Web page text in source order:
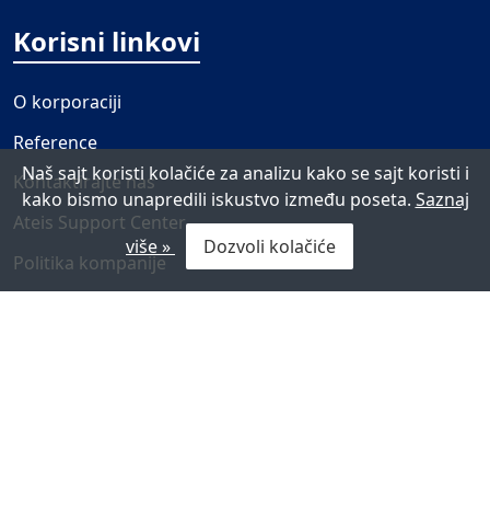
Korisni linkovi
O korporaciji
Reference
Kontaktirajte nas
Ateis Support Center
Politika kompanije
Naš sajt koristi kolačiće za analizu kako se sajt koristi i
kako bismo unapredili iskustvo između poseta. Saznaj
više »
Dozvoli kolačiće